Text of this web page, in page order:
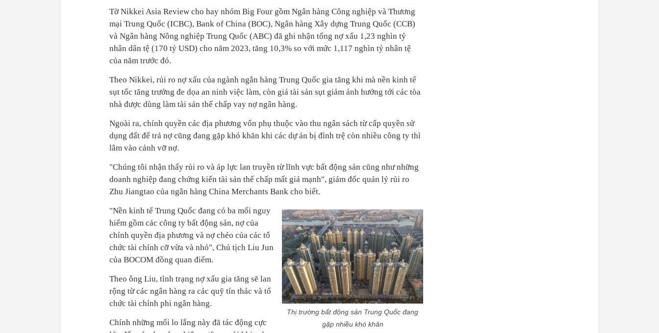
Tờ Nikkei Asia Review cho hay nhóm Big Four gồm Ngân hàng Công nghiệp và Thương
mại Trung Quốc (ICBC), Bank of China (BOC), Ngân hàng Xây dựng Trung Quốc (CCB)
và Ngân hàng Nông nghiệp Trung Quốc (ABC) đã ghi nhận tổng nợ xấu 1,23 nghìn tỷ
nhân dân tệ (170 tỷ USD) cho năm 2023, tăng 10,3% so với mức 1,117 nghìn tỷ nhân tệ
của năm trước đó.
Theo Nikkei, rủi ro nợ xấu của ngành ngân hàng Trung Quốc gia tăng khi mà nền kinh tế
sụt tốc tăng trưởng đe dọa an ninh việc làm, còn giá tài sản sụt giảm ảnh hưởng tới các tòa
nhà được dùng làm tài sản thế chấp vay nợ ngân hàng.
Ngoài ra, chính quyền các địa phương vốn phụ thuộc vào thu ngân sách từ cấp quyền sử
dụng đất để trả nợ cũng đang gặp khó khăn khi các dự án bị đình trệ còn nhiều công ty thì
lâm vào cảnh vỡ nợ.
"Chúng tôi nhận thấy rủi ro và áp lực lan truyền từ lĩnh vực bất động sản cũng như những
doanh nghiệp đang chứng kiến tài sản thế chấp mất giá mạnh", giám đốc quản lý rủi ro
Zhu Jiangtao của ngân hàng China Merchants Bank cho biết.
Thị trường bất động sản Trung Quốc đang
gặp nhiều khó khăn
"Nền kinh tế Trung Quốc đang có ba mối nguy
hiểm gồm các công ty bất động sản, nợ của
chính quyền địa phương và nợ chéo của các tổ
chức tài chính cỡ vừa và nhỏ", Chủ tịch Liu Jun
của BOCOM đồng quan điểm.
Theo ông Liu, tình trạng nợ xấu gia tăng sẽ lan
rộng từ các ngân hàng ra các quỹ tín thác và tổ
chức tài chính phi ngân hàng.
Chính những mối lo lắng này đã tác động cực